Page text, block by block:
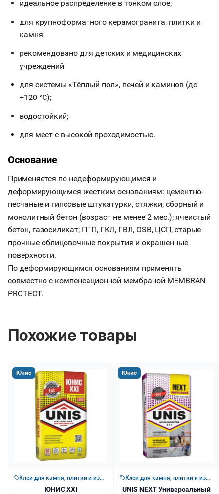
идеальное распределение в тонком слое;
для крупноформатного керамогранита, плитки и
камня;
рекомендовано для детских и медицинских
учреждений
для системы «Тёплый пол», печей и каминов (до
+120 °С);
водостойкий;
для мест с высокой проходимостью.
Основание
Применяется по недеформирующимся и
деформирующимся жестким основаниям: цементно-
песчаные и гипсовые штукатурки, стяжки; сборный и
монолитный бетон (возраст не менее 2 мес.); ячеистый
бетон, газосиликат; ПГП, ГКЛ, ГВЛ, OSB, ЦСП, старые
прочные облицовочные покрытия и окрашенные
поверхности.
По деформирующимся основаниям применять
совместно с компенсационной мембраной MEMBRAN
PROTECT.
Похожие товары
Юнис
Клеи для камня, плитки и изоляции
ЮНИС XXI
Юнис
Клеи для камня, плитки и изоляции
UNIS NEXT Универсальный